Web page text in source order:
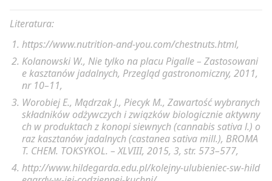
minut, żeby płatki nasiąkły. Następnie zblendować
całość na gładką masę. Placki smażyć na rozgrzanej
patelni lekko posmarowanej tłuszczem. Obracać
niemal od razu, gdy zaczną się ścinać z wierzchu.
Literatura:
https://www.nutrition-and-you.com/chestnuts.html,
Kolanowski W., Nie tylko na placu Pigalle – Zastosowani
e kasztanów jadalnych, Przegląd gastronomiczny, 2011,
nr 10–11,
Worobiej E., Mądrzak J., Piecyk M., Zawartość wybranych
składników odżywczych i związków biologicznie aktywny
ch w produktach z konopi siewnych (cannabis sativa l.) o
raz kasztanów jadalnych (castanea sativa mill.), BROMA
T. CHEM. TOKSYKOL. – XLVIII, 2015, 3, str. 573–577,
http://www.hildegarda.edu.pl/kolejny-ulubieniec-sw-hild